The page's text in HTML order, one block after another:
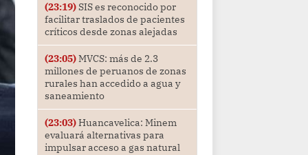
(23:19)SIS es reconocido por
facilitar traslados de pacientes
críticos desde zonas alejadas
(23:05)MVCS: más de 2.3
millones de peruanos de zonas
rurales han accedido a agua y
saneamiento
(23:03)Huancavelica: Minem
evaluará alternativas para
impulsar acceso a gas natural